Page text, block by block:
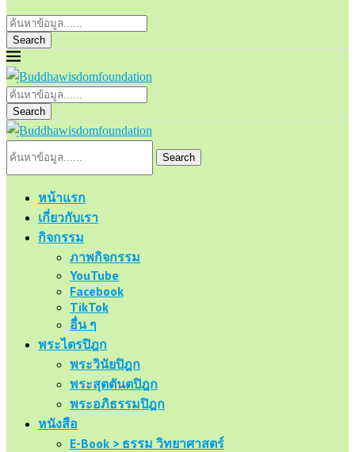
Search
Search
Search
หน้าแรก
เกี่ยวกับเรา
กิจกรรม
ภาพกิจกรรม
YouTube
Facebook
TikTok
อื่น ๆ
พระไตรปิฎก
พระวินัยปิฎก
พระสุตตันตปิฎก
พระอภิธรรมปิฎก
หนังสือ
E-Book > ธรรม วิทยาศาสตร์